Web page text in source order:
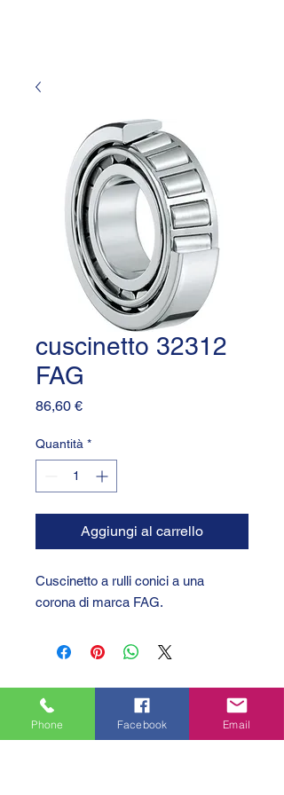
cuscinetto 32312
FAG
86,60 €Prezzo
Quantità *
Aggiungi al carrello
Cuscinetto a rulli conici a una
corona di marca FAG.
Phone Facebook Email